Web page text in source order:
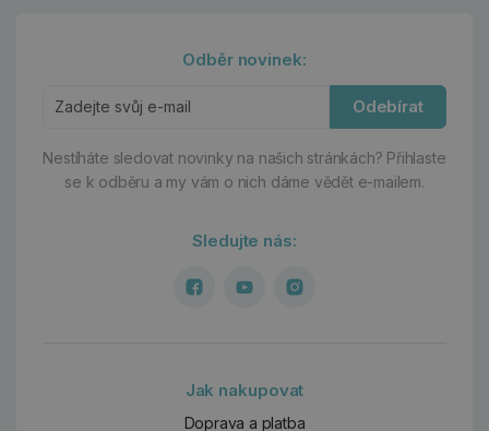
Odběr novinek:
Odebírat
Nestíháte sledovat novinky na našich stránkách? Přihlaste
se k odběru a my vám o nich dáme vědět e-mailem.
Sledujte nás:
Jak nakupovat
Doprava a platba